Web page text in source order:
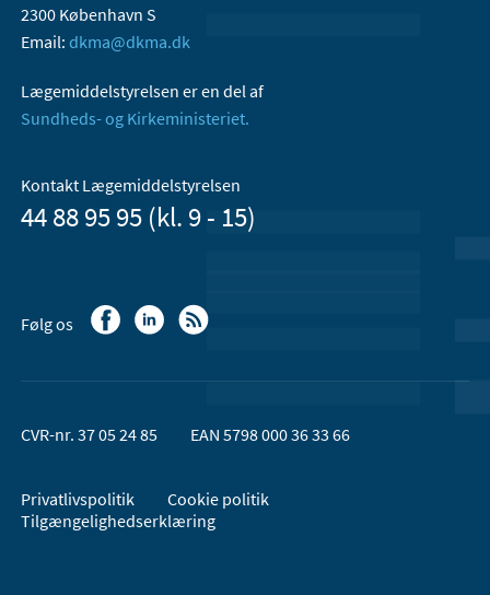
2300 København S
Email: dkma@dkma.dk
Lægemiddelstyrelsen er en del af
Sundheds- og Kirkeministeriet.
Kontakt Lægemiddelstyrelsen
44 88 95 95 (kl. 9 - 15)
Følg os
CVR-nr. 37 05 24 85 EAN 5798 000 36 33 66
Privatlivspolitik
Cookie politik
Tilgængelighedserklæring